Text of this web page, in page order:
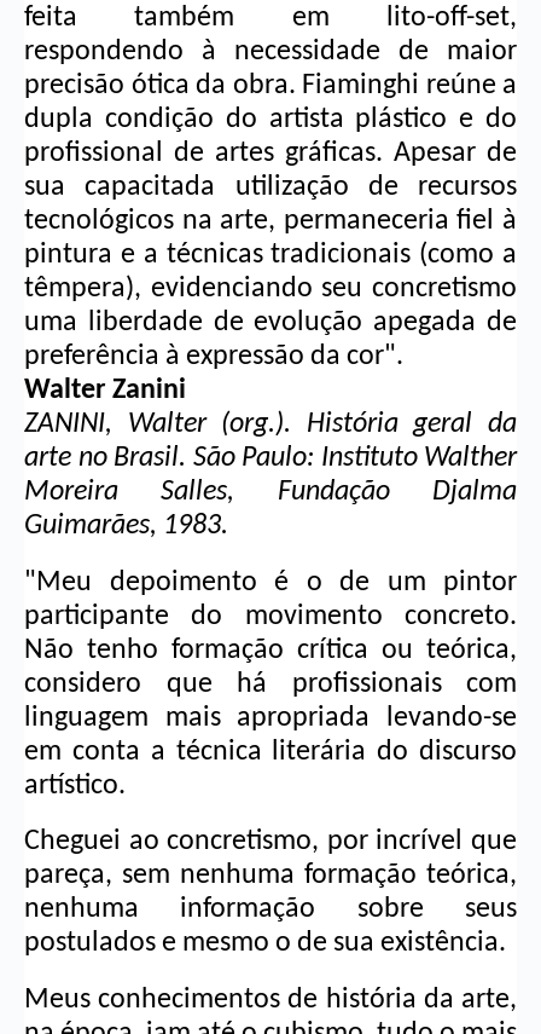
feita também em lito-off-set,
respondendo à necessidade de maior
precisão ótica da obra. Fiaminghi reúne a
dupla condição do artista plástico e do
profissional de artes gráficas. Apesar de
sua capacitada utilização de recursos
tecnológicos na arte, permaneceria fiel à
pintura e a técnicas tradicionais (como a
têmpera), evidenciando seu concretismo
uma liberdade de evolução apegada de
preferência à expressão da cor".
Walter Zanini
ZANINI, Walter (org.). História geral da
arte no Brasil. São Paulo: Instituto Walther
Moreira Salles, Fundação Djalma
Guimarães, 1983.
"Meu depoimento é o de um pintor
participante do movimento concreto.
Não tenho formação crítica ou teórica,
considero que há profissionais com
linguagem mais apropriada levando-se
em conta a técnica literária do discurso
artístico.
Cheguei ao concretismo, por incrível que
pareça, sem nenhuma formação teórica,
nenhuma informação sobre seus
postulados e mesmo o de sua existência.
Meus conhecimentos de história da arte,